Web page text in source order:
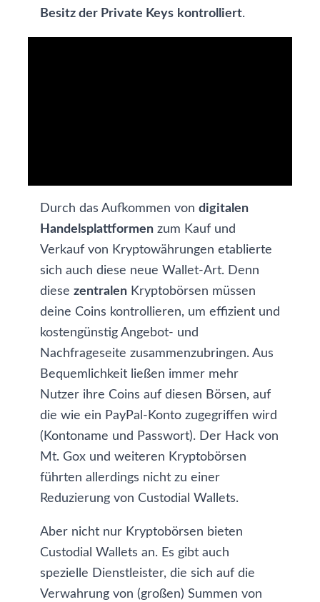
Besitz der Private Keys kontrolliert.
Durch das Aufkommen von digitalen
Handelsplattformen zum Kauf und
Verkauf von Kryptowährungen etablierte
sich auch diese neue Wallet-Art. Denn
diese zentralen Kryptobörsen müssen
deine Coins kontrollieren, um effizient und
kostengünstig Angebot- und
Nachfrageseite zusammenzubringen. Aus
Bequemlichkeit ließen immer mehr
Nutzer ihre Coins auf diesen Börsen, auf
die wie ein PayPal-Konto zugegriffen wird
(Kontoname und Passwort). Der Hack von
Mt. Gox und weiteren Kryptobörsen
führten allerdings nicht zu einer
Reduzierung von Custodial Wallets.
Aber nicht nur Kryptobörsen bieten
Custodial Wallets an. Es gibt auch
spezielle Dienstleister, die sich auf die
Verwahrung von (großen) Summen von